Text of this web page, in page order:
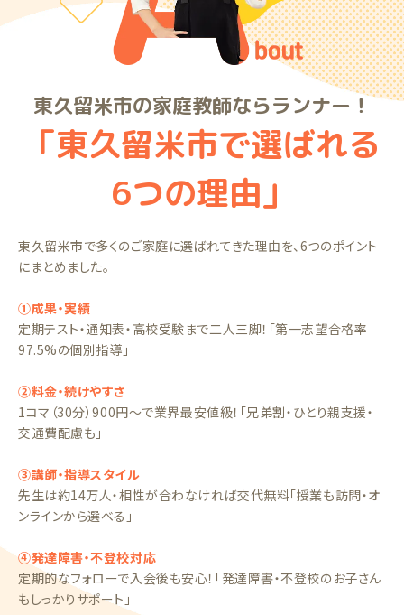
東久留米市の家庭教師ならランナー！
「東久留米市で選ばれる
6つの理由」
東久留米市で多くのご家庭に選ばれてきた理由を、6つのポイント
にまとめました。
①成果・実績
定期テスト・通知表・高校受験まで二人三脚！「第一志望合格率
97.5%の個別指導」
②料金・続けやすさ
1コマ（30分）900円〜で業界最安値級！「兄弟割・ひとり親支援・
交通費配慮も」
③講師・指導スタイル
先生は約14万人・相性が合わなければ交代無料「授業も訪問・オ
ンラインから選べる」
④発達障害・不登校対応
定期的なフォローで入会後も安心！「発達障害・不登校のお子さん
もしっかりサポート」